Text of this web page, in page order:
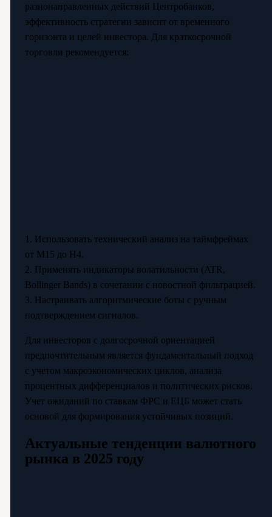
разнонаправленных действий Центробанков,
эффективность стратегии зависит от временного
горизонта и целей инвестора. Для краткосрочной
торговли рекомендуется:
1. Использовать технический анализ на таймфреймах
от M15 до H4.
2. Применять индикаторы волатильности (ATR,
Bollinger Bands) в сочетании с новостной фильтрацией.
3. Настраивать алгоритмические боты с ручным
подтверждением сигналов.
Для инвесторов с долгосрочной ориентацией
предпочтительным является фундаментальный подход
с учетом макроэкономических циклов, анализа
процентных дифференциалов и политических рисков.
Учет ожиданий по ставкам ФРС и ЕЦБ может стать
основой для формирования устойчивых позиций.
Актуальные тенденции валютного
рынка в 2025 году